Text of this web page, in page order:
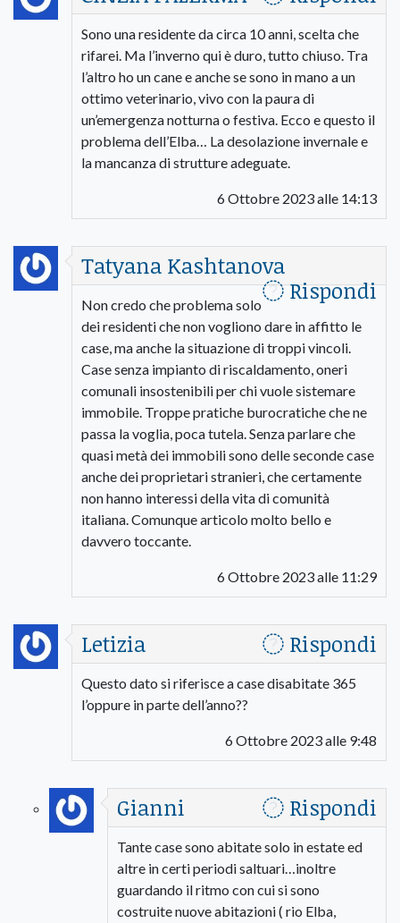
Sono una residente da circa 10 anni, scelta che
rifarei. Ma l’inverno qui è duro, tutto chiuso. Tra
l’altro ho un cane e anche se sono in mano a un
ottimo veterinario, vivo con la paura di
un’emergenza notturna o festiva. Ecco e questo il
problema dell’Elba… La desolazione invernale e
la mancanza di strutture adeguate.
6 Ottobre 2023 alle 14:13
Tatyana Kashtanova
Rispondi
Non credo che problema solo
dei residenti che non vogliono dare in affitto le
case, ma anche la situazione di troppi vincoli.
Case senza impianto di riscaldamento, oneri
comunali insostenibili per chi vuole sistemare
immobile. Troppe pratiche burocratiche che ne
passa la voglia, poca tutela. Senza parlare che
quasi metà dei immobili sono delle seconde case
anche dei proprietari stranieri, che certamente
non hanno interessi della vita di comunità
italiana. Comunque articolo molto bello e
davvero toccante.
6 Ottobre 2023 alle 11:29
Letizia Rispondi
Questo dato si riferisce a case disabitate 365
l’oppure in parte dell’anno??
6 Ottobre 2023 alle 9:48
Gianni Rispondi
Tante case sono abitate solo in estate ed
altre in certi periodi saltuari…inoltre
guardando il ritmo con cui si sono
costruite nuove abitazioni ( rio Elba,